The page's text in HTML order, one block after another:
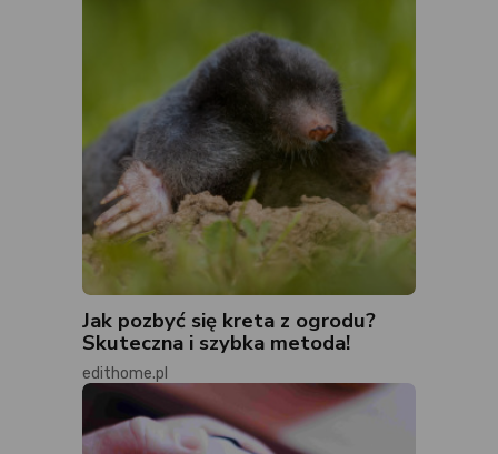
Jak pozbyć się kreta z ogrodu?
Skuteczna i szybka metoda!
edithome.pl